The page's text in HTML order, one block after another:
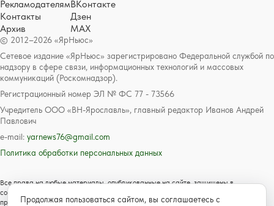
© 2012–2026 «ЯрНьюс»
Сетевое издание «ЯрНьюс» зарегистрировано Федеральной службой по
надзору в сфере связи, информационных технологий и массовых
коммуникаций (Роскомнадзор).
Регистрационный номер ЭЛ № ФС 77 - 73566
Учредитель ООО «ВН-Ярославль», главный редактор Иванов Андрей
Павлович
e-mail: yarnews76@gmail.com
Политика обработки персональных данных
Все права на любые материалы, опубликованные на сайте, защищены в
соответствии с российским и международным законодательством об авторском
праве и смежных правах. Любое использование текстовых, фото, аудио и
Рекламодателям
Контакты
Архив
ВКонтакте
Дзен
MAX
Продолжая пользоваться сайтом, вы соглашаетесь с